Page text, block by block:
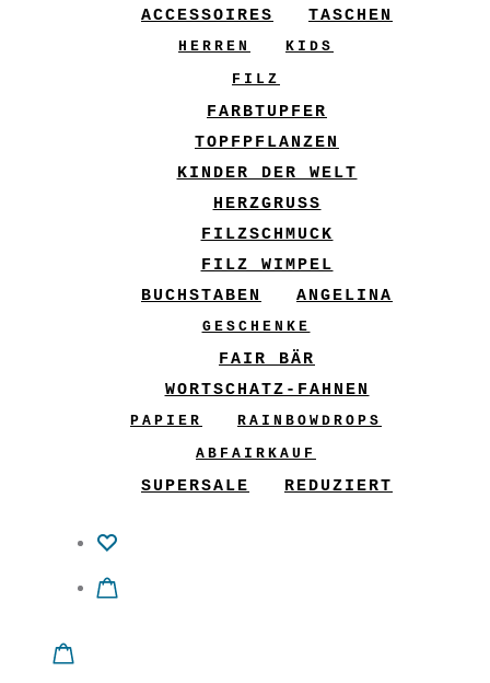
ACCESSOIRES
TASCHEN
HERREN
KIDS
FILZ
FARBTUPFER
TOPFPFLANZEN
KINDER DER WELT
HERZGRUSS
FILZSCHMUCK
FILZ WIMPEL
BUCHSTABEN
ANGELINA
GESCHENKE
FAIR BÄR
WORTSCHATZ-FAHNEN
PAPIER
RAINBOWDROPS
ABFAIRKAUF
SUPERSALE REDUZIERT